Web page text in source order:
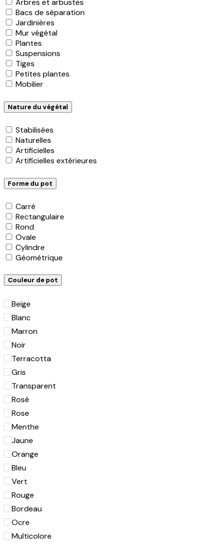
Bacs de séparation
Jardinières
Mur végétal
Plantes
Suspensions
Tiges
Petites plantes
Mobilier
Nature du végétal
Stabilisées
Naturelles
Artificielles
Artificielles extérieures
Forme du pot
Carré
Rectangulaire
Rond
Ovale
Cylindre
Géométrique
Couleur de pot
Beige
Blanc
Marron
Noir
Terracotta
Gris
Transparent
Rosé
Rose
Menthe
Jaune
Orange
Bleu
Vert
Rouge
Bordeau
Ocre
Multicolore